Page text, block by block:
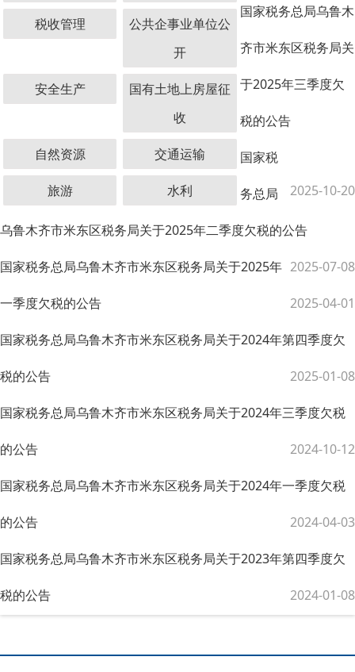
税收管理
公共企事业单位公
开
安全生产
国有土地上房屋征
收
自然资源 交通运输
旅游 水利
国家税务总局乌鲁木
齐市米东区税务局关
于2025年三季度欠
税的公告
2025-10-20
国家税
务总局
乌鲁木齐市米东区税务局关于2025年二季度欠税的公告
2025-07-08
国家税务总局乌鲁木齐市米东区税务局关于2025年
一季度欠税的公告 2025-04-01
国家税务总局乌鲁木齐市米东区税务局关于2024年第四季度欠
税的公告 2025-01-08
国家税务总局乌鲁木齐市米东区税务局关于2024年三季度欠税
的公告 2024-10-12
国家税务总局乌鲁木齐市米东区税务局关于2024年一季度欠税
的公告 2024-04-03
国家税务总局乌鲁木齐市米东区税务局关于2023年第四季度欠
税的公告 2024-01-08